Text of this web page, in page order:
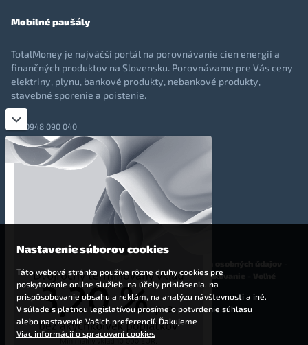
Mobilné paušály
TotalMoney je najväčší portál na porovnávanie cien energií a
finančných produktov na Slovensku. Porovnávame pre Vás ceny
elektriny, plynu, bankové produkty, nebankové produkty,
stavebné sporenie a poistenie.
0948 090 040
+421 948 090 051
info@totalmoney.sk
Levočská 866, Poprad, 058 01
Cookies-Nastavenia cookies -Finančné sprostredkovanie
pracovné miesta
Affiliate - partnerský program
Nastavenie súborov cookies
Táto webová stránka používa rôzne druhy cookies pre
poskytovanie online služieb, na účely prihlásenia, na
prispôsobovanie obsahu a reklám, na analýzu návštevnosti a iné.
V súlade s platnou legislatívou prosíme o potvrdenie súhlasu
alebo nastavenie Vašich preferencií. Ďakujeme
Viac informácií o spracovaní cookies